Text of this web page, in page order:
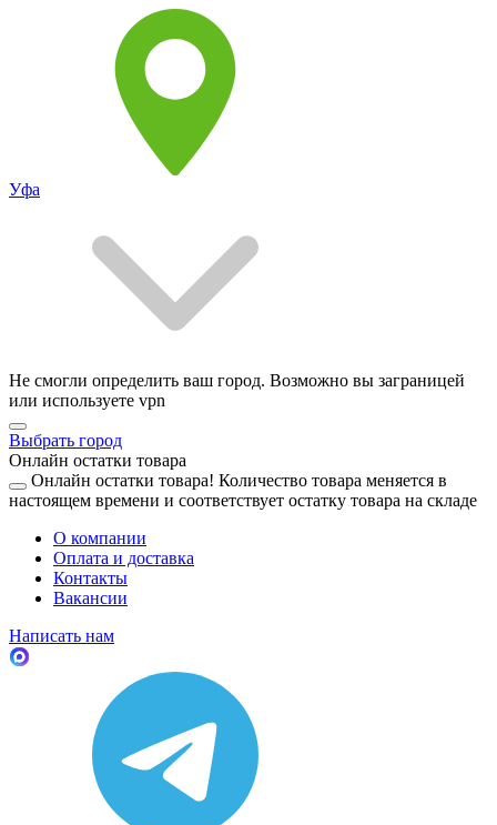
Уфа
Не смогли определить ваш город. Возможно вы заграницей
или используете vpn
Выбрать город
Онлайн остатки товара
Онлайн остатки товара! Количество товара меняется в
настоящем времени и соответствует остатку товара на складе
О компании
Оплата и доставка
Контакты
Вакансии
Написать нам